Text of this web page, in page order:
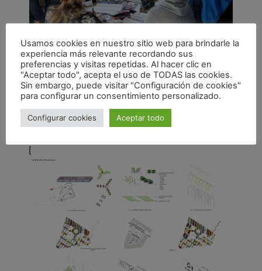
Usamos cookies en nuestro sitio web para brindarle la
experiencia más relevante recordando sus
preferencias y visitas repetidas. Al hacer clic en
"Aceptar todo", acepta el uso de TODAS las cookies.
Sin embargo, puede visitar "Configuración de cookies"
para configurar un consentimiento personalizado.
Configurar cookies Aceptar todo